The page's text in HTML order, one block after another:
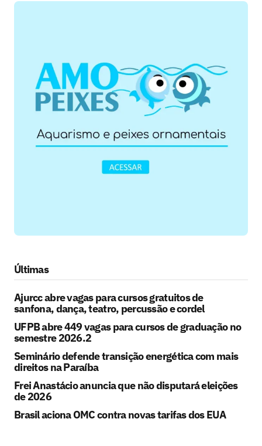
Últimas
Ajurcc abre vagas para cursos gratuitos de
sanfona, dança, teatro, percussão e cordel
UFPB abre 449 vagas para cursos de graduação no
semestre 2026.2
Seminário defende transição energética com mais
direitos na Paraíba
Frei Anastácio anuncia que não disputará eleições
de 2026
Brasil aciona OMC contra novas tarifas dos EUA